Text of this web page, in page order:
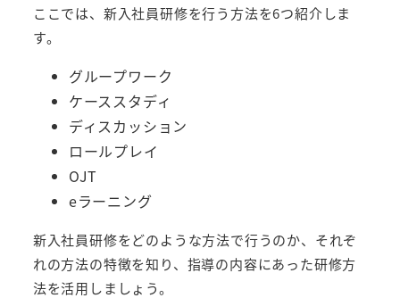
ここでは、新入社員研修を行う方法を6つ紹介しま
す。
グループワーク
ケーススタディ
ディスカッション
ロールプレイ
OJT
eラーニング
新入社員研修をどのような方法で行うのか、それぞ
れの方法の特徴を知り、指導の内容にあった研修方
法を活用しましょう。